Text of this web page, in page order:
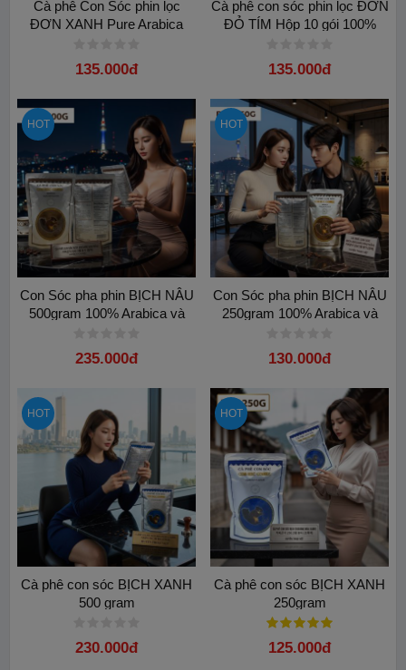
Cà phê Con Sóc phin lọc
ĐƠN XANH Pure Arabica
135.000đ
Cà phê con sóc phin lọc ĐƠN
ĐỎ TÍM Hộp 10 gói 100%
135.000đ
HOT
Con Sóc pha phin BỊCH NÂU
500gram 100% Arabica và
235.000đ
HOT
Con Sóc pha phin BỊCH NÂU
250gram 100% Arabica và
130.000đ
HOT
Cà phê con sóc BỊCH XANH
500 gram
230.000đ
HOT
Cà phê con sóc BỊCH XANH
250gram
125.000đ